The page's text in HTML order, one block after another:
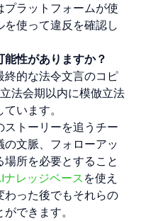
ラットフォームが使
使って違反を確認し
性がありますか？
的な法令文言のコピ
法会期以内に模倣立法
います。
トーリーを追うチー
文脈、フォローアッ
所を必要とすること
ナレッジベースを使え
った後でもそれらの
できます。